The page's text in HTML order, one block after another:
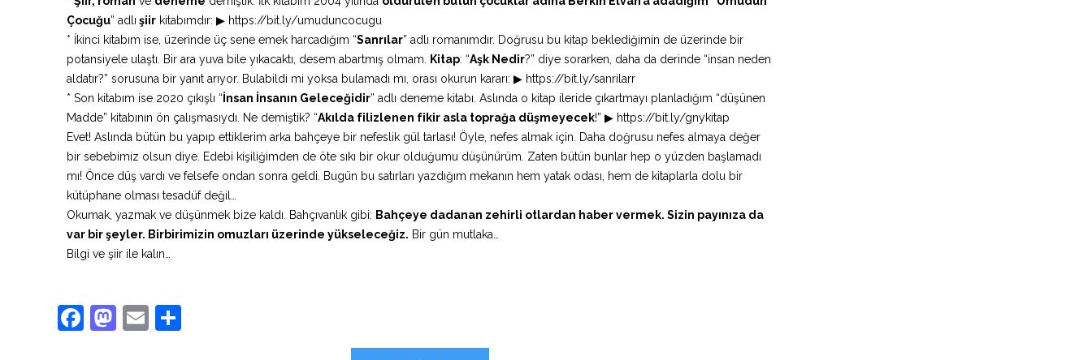
Çocuğu” adlı şiir kitabımdır: ▶ https://bit.ly/umuduncocugu
* İkinci kitabım ise, üzerinde üç sene emek harcadığım “Sanrılar” adlı romanımdır. Doğrusu bu kitap beklediğimin de üzerinde bir
potansiyele ulaştı. Bir ara yuva bile yıkacaktı, desem abartmış olmam. Kitap: “Aşk Nedir?” diye sorarken, daha da derinde “insan neden
aldatır?” sorusuna bir yanıt arıyor. Bulabildi mi yoksa bulamadı mı, orası okurun kararı: ▶ https://bit.ly/sanrilarr
* Son kitabım ise 2020 çıkışlı “İnsan İnsanın Geleceğidir” adlı deneme kitabı. Aslında o kitap ileride çıkartmayı planladığım “düşünen
Madde” kitabının ön çalışmasıydı. Ne demiştik? “Akılda filizlenen fikir asla toprağa düşmeyecek!” ▶ https://bit.ly/gnykitap
Evet! Aslında bütün bu yapıp ettiklerim arka bahçeye bir nefeslik gül tarlası! Öyle, nefes almak için. Daha doğrusu nefes almaya değer
bir sebebimiz olsun diye. Edebi kişiliğimden de öte sıkı bir okur olduğumu düşünürüm. Zaten bütün bunlar hep o yüzden başlamadı
mı! Önce düş vardı ve felsefe ondan sonra geldi. Bugün bu satırları yazdığım mekanın hem yatak odası, hem de kitaplarla dolu bir
kütüphane olması tesadüf değil…
Okumak, yazmak ve düşünmek bize kaldı. Bahçıvanlık gibi: Bahçeye dadanan zehirli otlardan haber vermek. Sizin payınıza da
var bir şeyler. Birbirimizin omuzları üzerinde yükseleceğiz. Bir gün mutlaka…
Bilgi ve şiir ile kalın…
Facebook
Mastodon
Email